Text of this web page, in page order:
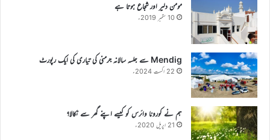
مومن دلیر اور شجاع ہوتا ہے
10 ستمبر 2019ء
Mendig سے جلسہ سالانہ جرمنی کی تیاری کی ایک رپورٹ
22 اگست 2024ء
ہم نے کورونا وائرس کو کیسے اپنے گھر سے نکالا؟
21 اپریل 2020ء